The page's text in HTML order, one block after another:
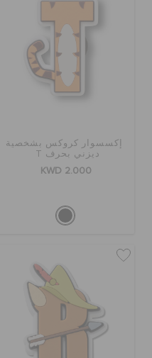
إكسسوار كروكس بشخصية
ديزني بحرف T
KWD 2.000